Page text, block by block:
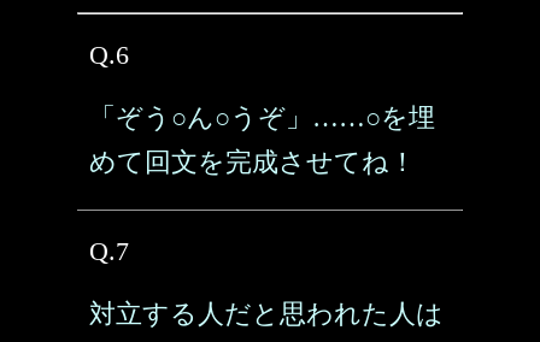
Q.6
「ぞう○ん○うぞ」……○を埋
めて回文を完成させてね！
Q.7
対立する人だと思われた人は